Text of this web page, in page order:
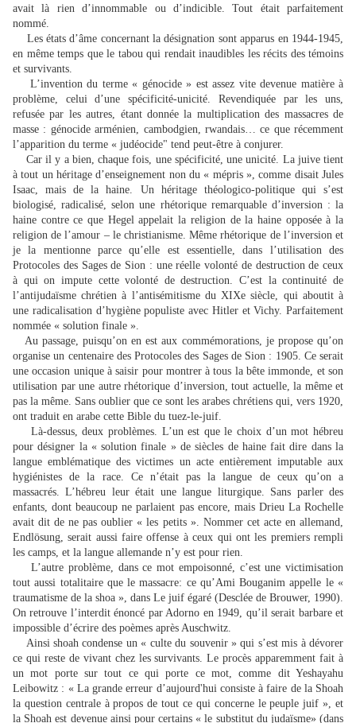
avait là rien d’innommable ou d’indicible. Tout était parfaitement
nommé.
Les états d’âme concernant la désignation sont apparus en 1944-1945,
en même temps que le tabou qui rendait inaudibles les récits des témoins
et survivants.
L’invention du terme « génocide » est assez vite devenue matière à
problème, celui d’une spécificité-unicité. Revendiquée par les uns,
refusée par les autres, étant donnée la multiplication des massacres de
masse : génocide arménien, cambodgien, rwandais… ce que récemment
l’apparition du terme « judéocide" tend peut-être à conjurer.
Car il y a bien, chaque fois, une spécificité, une unicité. La juive tient
à tout un héritage d’enseignement non du « mépris », comme disait Jules
Isaac, mais de la haine. Un héritage théologico-politique qui s’est
biologisé, radicalisé, selon une rhétorique remarquable d’inversion : la
haine contre ce que Hegel appelait la religion de la haine opposée à la
religion de l’amour – le christianisme. Même rhétorique de l’inversion et
je la mentionne parce qu’elle est essentielle, dans l’utilisation des
Protocoles des Sages de Sion : une réelle volonté de destruction de ceux
à qui on impute cette volonté de destruction. C’est la continuité de
l’antijudaïsme chrétien à l’antisémitisme du XIXe siècle, qui aboutit à
une radicalisation d’hygiène populiste avec Hitler et Vichy. Parfaitement
nommée « solution finale ».
Au passage, puisqu’on en est aux commémorations, je propose qu’on
organise un centenaire des Protocoles des Sages de Sion : 1905. Ce serait
une occasion unique à saisir pour montrer à tous la bête immonde, et son
utilisation par une autre rhétorique d’inversion, tout actuelle, la même et
pas la même. Sans oublier que ce sont les arabes chrétiens qui, vers 1920,
ont traduit en arabe cette Bible du tuez-le-juif.
Là-dessus, deux problèmes. L’un est que le choix d’un mot hébreu
pour désigner la « solution finale » de siècles de haine fait dire dans la
langue emblématique des victimes un acte entièrement imputable aux
hygiénistes de la race. Ce n’était pas la langue de ceux qu’on a
massacrés. L’hébreu leur était une langue liturgique. Sans parler des
enfants, dont beaucoup ne parlaient pas encore, mais Drieu La Rochelle
avait dit de ne pas oublier « les petits ». Nommer cet acte en allemand,
Endlösung, serait aussi faire offense à ceux qui ont les premiers rempli
les camps, et la langue allemande n’y est pour rien.
L’autre problème, dans ce mot empoisonné, c’est une victimisation
tout aussi totalitaire que le massacre: ce qu’Ami Bouganim appelle le «
traumatisme de la shoa », dans Le juif égaré (Desclée de Brouwer, 1990).
On retrouve l’interdit énoncé par Adorno en 1949, qu’il serait barbare et
impossible d’écrire des poèmes après Auschwitz.
Ainsi shoah condense un « culte du souvenir » qui s’est mis à dévorer
ce qui reste de vivant chez les survivants. Le procès apparemment fait à
un mot porte sur tout ce qui porte ce mot, comme dit Yeshayahu
Leibowitz : « La grande erreur d’aujourd'hui consiste à faire de la Shoah
la question centrale à propos de tout ce qui concerne le peuple juif », et
la Shoah est devenue ainsi pour certains « le substitut du judaïsme» (dans